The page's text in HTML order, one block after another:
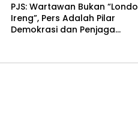
PJS: Wartawan Bukan “Londo
Ireng”, Pers Adalah Pilar
Demokrasi dan Penjaga